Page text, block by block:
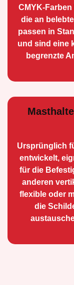
CMYK-
die an
passen in
und sind eine
begrenzte
Ursprünglich
entwickelt,
für die
anderen
flexible oder
die